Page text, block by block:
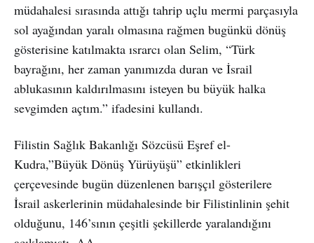
müdahalesi sırasında attığı tahrip uçlu mermi parçasıyla
sol ayağından yaralı olmasına rağmen bugünkü dönüş
gösterisine katılmakta ısrarcı olan Selim, “Türk
bayrağını, her zaman yanımızda duran ve İsrail
ablukasının kaldırılmasını isteyen bu büyük halka
sevgimden açtım.” ifadesini kullandı.
Filistin Sağlık Bakanlığı Sözcüsü Eşref el-
Kudra,”Büyük Dönüş Yürüyüşü” etkinlikleri
çerçevesinde bugün düzenlenen barışçıl gösterilere
İsrail askerlerinin müdahalesinde bir Filistinlinin şehit
olduğunu, 146’sının çeşitli şekillerde yaralandığını